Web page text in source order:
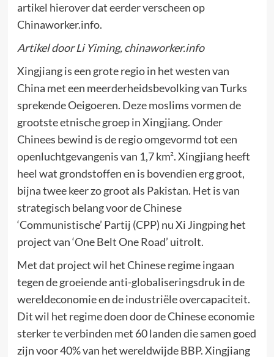
artikel hierover dat eerder verscheen op
Chinaworker.info.
Artikel door Li Yiming, chinaworker.info
Xingjiang is een grote regio in het westen van
China met een meerderheidsbevolking van Turks
sprekende Oeigoeren. Deze moslims vormen de
grootste etnische groep in Xingjiang. Onder
Chinees bewind is de regio omgevormd tot een
openluchtgevangenis van 1,7 km². Xingjiang heeft
heel wat grondstoffen en is bovendien erg groot,
bijna twee keer zo groot als Pakistan. Het is van
strategisch belang voor de Chinese
‘Communistische’ Partij (CPP) nu Xi Jingping het
project van ‘One Belt One Road’ uitrolt.
Met dat project wil het Chinese regime ingaan
tegen de groeiende anti-globaliseringsdruk in de
wereldeconomie en de industriële overcapaciteit.
Dit wil het regime doen door de Chinese economie
sterker te verbinden met 60 landen die samen goed
zijn voor 40% van het wereldwijde BBP. Xingjiang